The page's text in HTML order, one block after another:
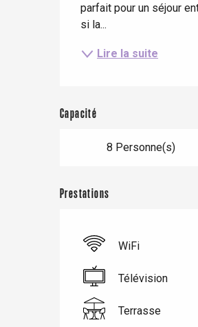
parfait pour un séjour
si la...
Lire la suite
Capacité
8 Personne(s)
Prestations
WiFi
Télévision
Terrasse